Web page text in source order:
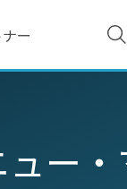
ー
ー・